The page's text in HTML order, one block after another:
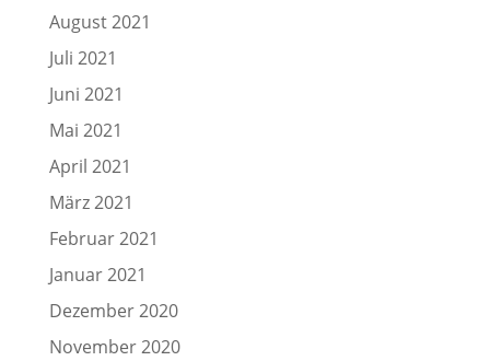
August 2021
Juli 2021
Juni 2021
Mai 2021
April 2021
März 2021
Februar 2021
Januar 2021
Dezember 2020
November 2020